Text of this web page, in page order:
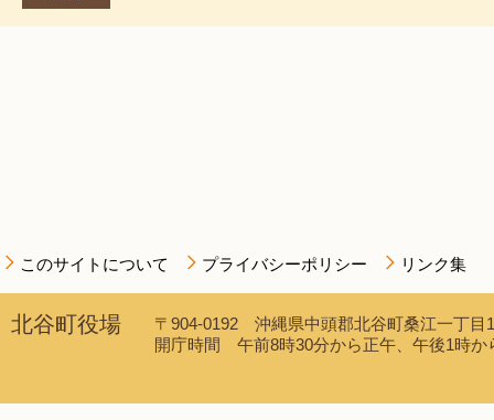
このサイトについて プライバシーポリシー リンク集
北谷町役場
〒904-0192 沖縄県中頭郡北谷町桑江一丁
開庁時間 午前8時30分から正午、午後1時か